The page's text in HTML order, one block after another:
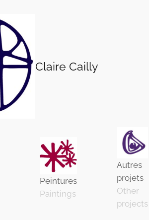
Claire Cailly
Peintures
Paintings
Autres
projets
Other
projects